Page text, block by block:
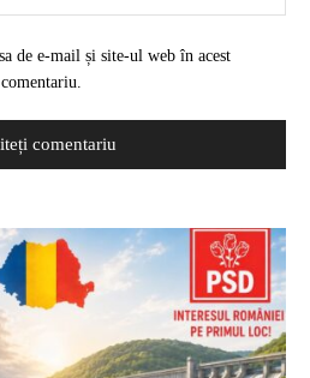
de e-mail și site-ul web în acest